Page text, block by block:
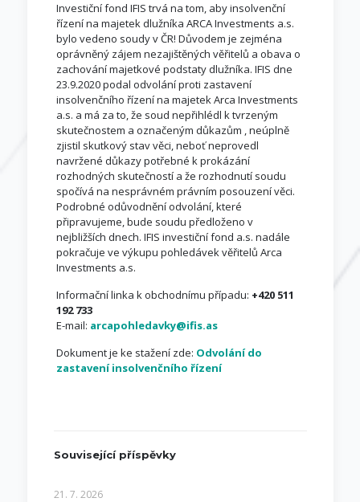
Investiční fond IFIS trvá na tom, aby insolvenční
řízení na majetek dlužníka ARCA Investments a.s.
bylo vedeno soudy v ČR! Důvodem je zejména
oprávněný zájem nezajištěných věřitelů a obava o
zachování majetkové podstaty dlužníka. IFIS dne
23.9.2020 podal odvolání proti zastavení
insolvenčního řízení na majetek Arca Investments
a.s. a má za to, že soud nepřihlédl k tvrzeným
skutečnostem a označeným důkazům , neúplně
zjistil skutkový stav věci, neboť neprovedl
navržené důkazy potřebné k prokázání
rozhodných skutečností a že rozhodnutí soudu
spočívá na nesprávném právním posouzení věci.
Podrobné odůvodnění odvolání, které
připravujeme, bude soudu předloženo v
nejbližších dnech. IFIS investiční fond a.s. nadále
pokračuje ve výkupu pohledávek věřitelů Arca
Investments a.s.
Informační linka k obchodnímu případu: +420 511
192 733
E-mail: arcapohledavky@ifis.as
Dokument je ke stažení zde: Odvolání do
zastavení insolvenčního řízení
Související příspěvky
21. 7. 2026